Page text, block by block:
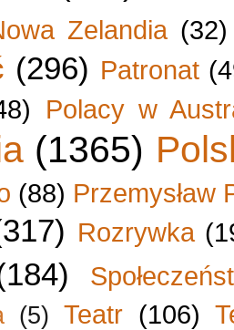
Zelandia (32)
(296) Patronat
Polacy w
(1365)
(88) Przemysław
Rozrywka
(5) Teatr (106)